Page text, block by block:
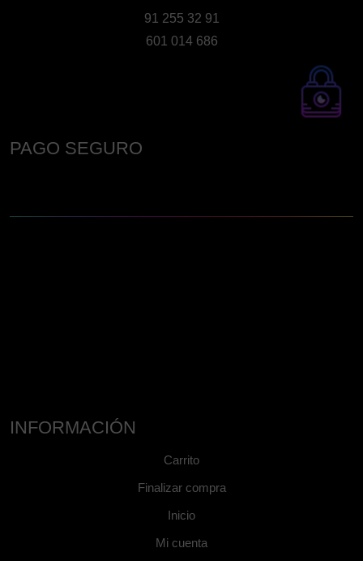
91 255 32 91
601 014 686
PAGO SEGURO
INFORMACIÓN
Carrito
Finalizar compra
Inicio
Mi cuenta